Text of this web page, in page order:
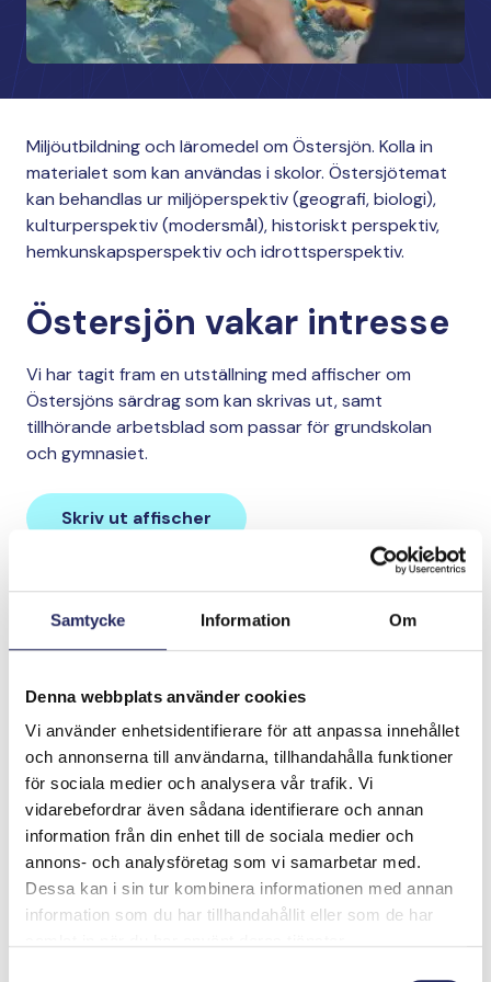
Samtycke Information Om
Denna webbplats använder cookies
Vi använder enhetsidentifierare för att anpassa innehållet
och annonserna till användarna, tillhandahålla funktioner
för sociala medier och analysera vår trafik. Vi
vidarebefordrar även sådana identifierare och annan
information från din enhet till de sociala medier och
annons- och analysföretag som vi samarbetar med.
Dessa kan i sin tur kombinera informationen med annan
information som du har tillhandahållit eller som de har
Miljöutbildning och läromedel om Östersjön. Kolla in
materialet som kan användas i skolor. Östersjötemat
kan behandlas ur miljöperspektiv (geografi, biologi),
kulturperspektiv (modersmål), historiskt perspektiv,
hemkunskapsperspektiv och idrottsperspektiv.
Östersjön vakar intresse
Vi har tagit fram en utställning med affischer om
Östersjöns särdrag som kan skrivas ut, samt
tillhörande arbetsblad som passar för grundskolan
och gymnasiet.
Skriv ut affischer
Uppgift för högstadiet och gymnasiet